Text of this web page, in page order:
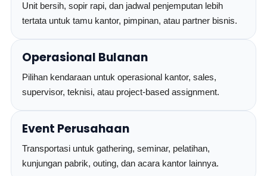
Unit bersih, sopir rapi, dan jadwal penjemputan lebih
tertata untuk tamu kantor, pimpinan, atau partner bisnis.
Operasional Bulanan
Pilihan kendaraan untuk operasional kantor, sales,
supervisor, teknisi, atau project-based assignment.
Event Perusahaan
Transportasi untuk gathering, seminar, pelatihan,
kunjungan pabrik, outing, dan acara kantor lainnya.